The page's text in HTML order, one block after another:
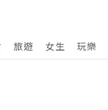
旅遊 女生 玩樂